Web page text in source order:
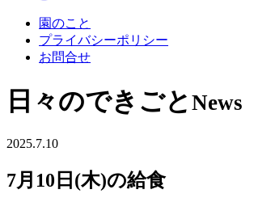
園のこと
プライバシーポリシー
お問合せ
日々のできごと News
2025.7.10
7月10日(木)の給食